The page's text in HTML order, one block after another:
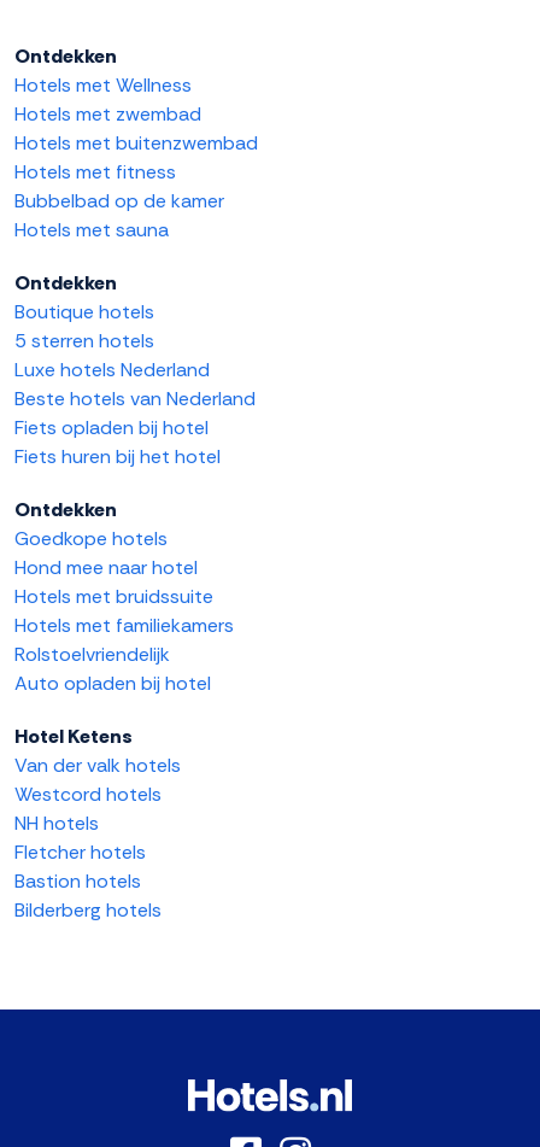
Ontdekken
Hotels met Wellness
Hotels met zwembad
Hotels met buitenzwembad
Hotels met fitness
Bubbelbad op de kamer
Hotels met sauna
Ontdekken
Boutique hotels
5 sterren hotels
Luxe hotels Nederland
Beste hotels van Nederland
Fiets opladen bij hotel
Fiets huren bij het hotel
Ontdekken
Goedkope hotels
Hond mee naar hotel
Hotels met bruidssuite
Hotels met familiekamers
Rolstoelvriendelijk
Auto opladen bij hotel
Hotel Ketens
Van der valk hotels
Westcord hotels
NH hotels
Fletcher hotels
Bastion hotels
Bilderberg hotels